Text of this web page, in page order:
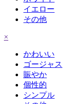
イエロー
その他
×
かわいい
ゴージャス
賑やか
個性的
シンプル